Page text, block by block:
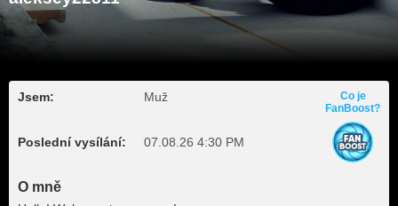
Jsem: Muž
Poslední vysílání: 07.08.26 4:30 PM
Co je
FanBoost?
O mně